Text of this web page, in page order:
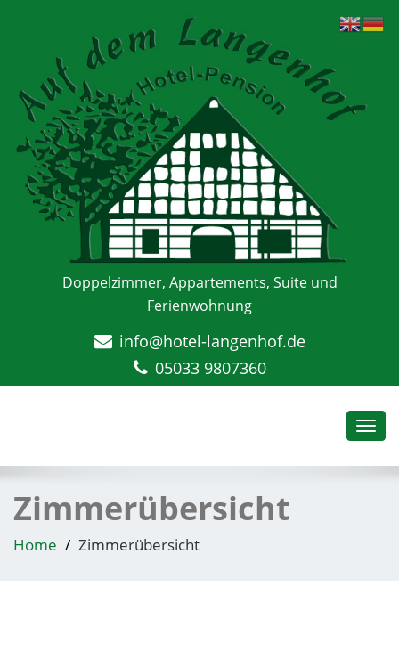
Doppelzimmer, Appartements, Suite und
Ferienwohnung
info@hotel-langenhof.de
05033 9807360
Zimmerübersicht
Home Zimmerübersicht